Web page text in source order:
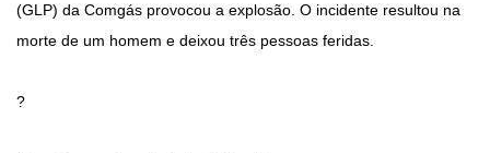
(GLP) da Comgás provocou a explosão. O incidente resultou na
morte de um homem e deixou três pessoas feridas.
?